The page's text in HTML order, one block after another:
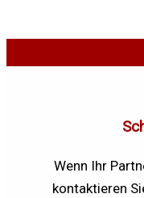
Wenn Ihr
kontaktieren